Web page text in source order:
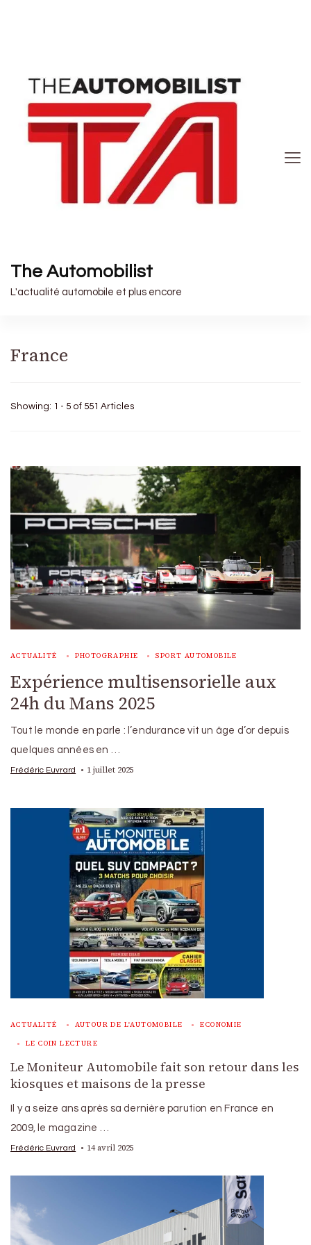
The Automobilist
L'actualité automobile et plus encore
France
Showing: 1 - 5 of 551 Articles
ACTUALITÉ PHOTOGRAPHIE SPORT AUTOMOBILE
Expérience multisensorielle aux
24h du Mans 2025
Tout le monde en parle : l’endurance vit un âge d’or depuis
quelques années en …
Frédéric Euvrard 1 juillet 2025
ACTUALITÉ AUTOUR DE L'AUTOMOBILE ECONOMIE
LE COIN LECTURE
Le Moniteur Automobile fait son retour dans les
kiosques et maisons de la presse
Il y a seize ans après sa dernière parution en France en
2009, le magazine …
Frédéric Euvrard 14 avril 2025